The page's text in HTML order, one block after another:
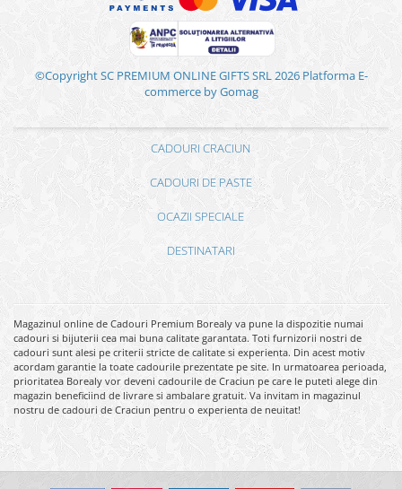
©Copyright SC PREMIUM ONLINE GIFTS SRL 2026 Platforma E-
commerce by Gomag
CADOURI CRACIUN
CADOURI DE PASTE
OCAZII SPECIALE
DESTINATARI
Magazinul online de Cadouri Premium Borealy va pune la dispozitie numai
cadouri si bijuterii cea mai buna calitate garantata. Toti furnizorii nostri de
cadouri sunt alesi pe criterii stricte de calitate si experienta. Din acest motiv
acordam garantie la toate cadourile prezentate pe site. In urmatoarea perioada,
prioritatea Borealy vor deveni cadourile de Craciun pe care le puteti alege din
magazin beneficiind de livrare si ambalare gratuit. Va invitam in magazinul
nostru de cadouri de Craciun pentru o experienta de neuitat!